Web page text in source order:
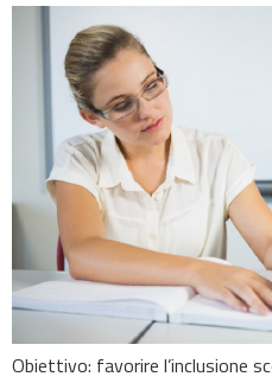
Obiettivo: favorire l’inclusione